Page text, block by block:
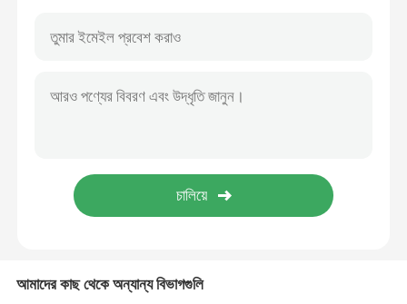
Polarized ক্রীড়া সানগ্লাস
শিল্প নিরাপত্তা গগলস
ডাইভিং সুইম ফিনস
আমাদের কাছ থেকে অন্যান্য বিভাগগুলি